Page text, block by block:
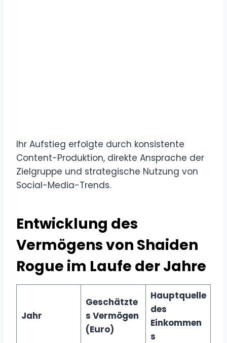
Ihr Aufstieg erfolgte durch konsistente
Content-Produktion, direkte Ansprache der
Zielgruppe und strategische Nutzung von
Social-Media-Trends.
Entwicklung des
Vermögens von Shaiden
Rogue im Laufe der Jahre
Jahr
Geschätzte
s Vermögen
(Euro)
Hauptquelle
des
Einkommen
s